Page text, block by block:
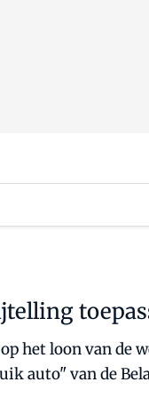
het loon van de
auto" van de